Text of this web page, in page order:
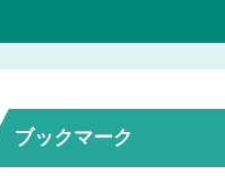
ブックマーク